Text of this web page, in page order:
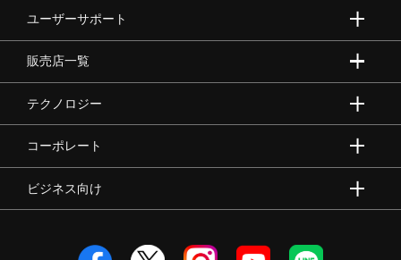
ユーザーサポート
販売店一覧
テクノロジー
コーポレート
ビジネス向け